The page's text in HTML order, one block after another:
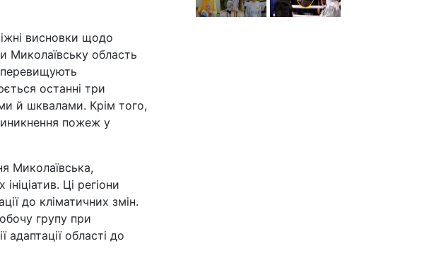
висновки щодо
Миколаївську область
перевищують
останні три
й шквалами. Крім того,
пожеж у
Миколаївська,
Ці регіони
до кліматичних змін.
групу при
адаптації області до